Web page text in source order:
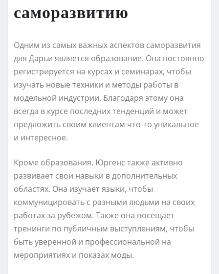
саморазвитию
Одним из самых важных аспектов саморазвития
для Дарьи является образование. Она постоянно
регистрируется на курсах и семинарах, чтобы
изучать новые техники и методы работы в
модельной индустрии. Благодаря этому она
всегда в курсе последних тенденций и может
предложить своим клиентам что-то уникальное
и интересное.
Кроме образования, Юргенс также активно
развивает свои навыки в дополнительных
областях. Она изучает языки, чтобы
коммуницировать с разными людьми на своих
работах за рубежом. Также она посещает
тренинги по публичным выступлениям, чтобы
быть уверенной и профессиональной на
мероприятиях и показах моды.